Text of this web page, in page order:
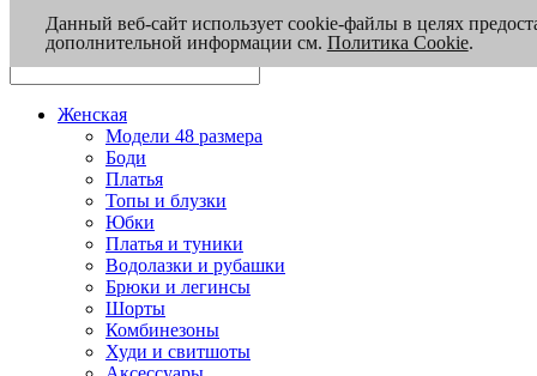
Женская
Модели 48 размера
Боди
Платья
Топы и блузки
Юбки
Платья и туники
Водолазки и рубашки
Брюки и легинсы
Шорты
Комбинезоны
Худи и свитшоты
Данный веб-сайт использует cookie-файлы в целях
дополнительной информации см. Политика Cookie.